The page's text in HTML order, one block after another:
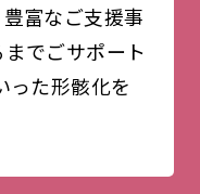
富なご支援事
でごサポート
った形骸化を